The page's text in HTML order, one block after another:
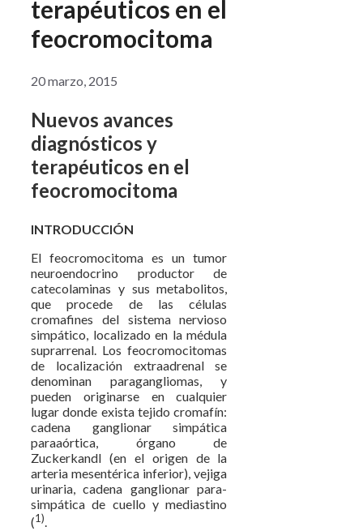
terapéuticos en el
feocromocitoma
20 marzo, 2015
Nuevos avances
diagnósticos y
terapéuticos en el
feocromocitoma
INTRODUCCIÓN
El feocromocitoma es un tumor
neuroendocrino productor de
catecolaminas y sus metabolitos,
que procede de las células
cromafines del sistema nervioso
simpático, localizado en la médula
suprarrenal. Los feocromocitomas
de localización extraadrenal se
denominan paragangliomas, y
pueden originarse en cualquier
lugar donde exista tejido cromafín:
cadena ganglionar simpática
paraaórtica, órgano de
Zuckerkandl (en el origen de la
arteria mesentérica inferior), vejiga
urinaria, cadena ganglionar para-
simpática de cuello y mediastino
(1).